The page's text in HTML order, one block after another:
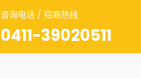
咨询电话 / 招商热线
0411-39020511